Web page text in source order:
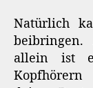
Natürlich
allein ist